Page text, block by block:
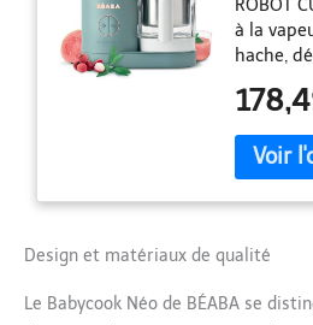
en
Grande
bébé
ROBOT
à la
hache,
stérilise
biberons
gamme
fonctions
tous les
des
Design et matériaux de qualité
Le Babycook Néo de BÉABA se